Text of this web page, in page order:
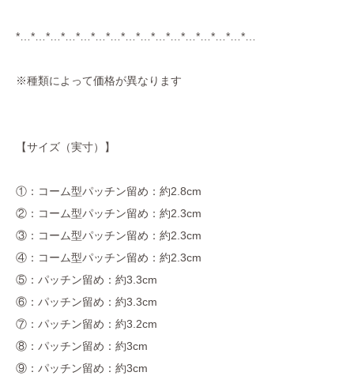
*…*…*…*…*…*…*…*…*…*…*…*…*…*…*…*…
※種類によって価格が異なります
【サイズ（実寸）】
①：コーム型パッチン留め：約2.8cm
②：コーム型パッチン留め：約2.3cm
③：コーム型パッチン留め：約2.3cm
④：コーム型パッチン留め：約2.3cm
⑤：パッチン留め：約3.3cm
⑥：パッチン留め：約3.3cm
⑦：パッチン留め：約3.2cm
⑧：パッチン留め：約3cm
⑨：パッチン留め：約3cm